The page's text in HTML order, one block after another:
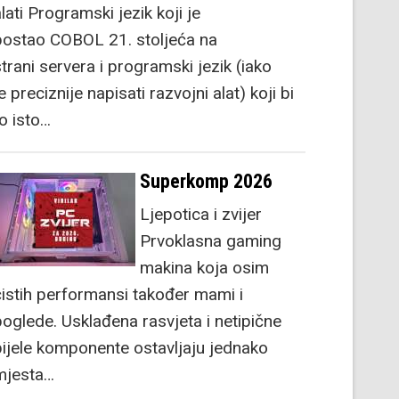
Programski jezik koji je
COBOL 21. stoljeća na
servera i programski jezik (iako
preciznije napisati razvojni alat) koji bi
isto…
Superkomp 2026
Ljepotica i zvijer
Prvoklasna gaming
makina koja osim
performansi također mami i
Usklađena rasvjeta i netipične
komponente ostavljaju jednako